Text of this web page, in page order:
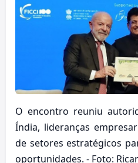
O encontro reuniu
Índia, lideranças
de setores estratégicos
oportunidades. - Foto: